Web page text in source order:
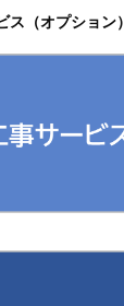
ス（オプション）